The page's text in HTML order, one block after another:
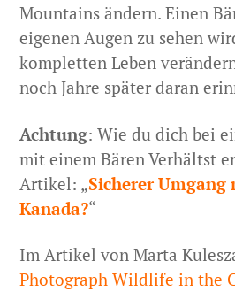
Mountains ändern. Einen
eigenen Augen zu sehen
kompletten Leben
noch Jahre später daran
Achtung: Wie du dich bei
mit einem Bären Verhältst
Artikel: „Sicherer
Kanada?“
Im Artikel von Marta
Photograph Wildlife in the